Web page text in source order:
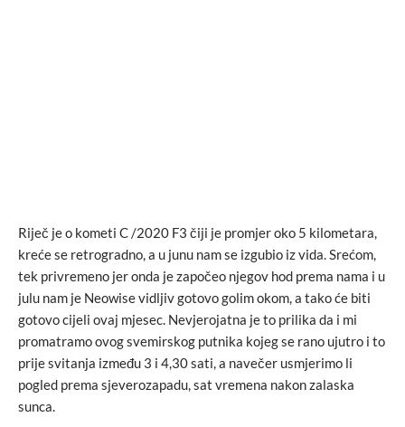
Riječ je o kometi C /2020 F3 čiji je promjer oko 5 kilometara,
kreće se retrogradno, a u junu nam se izgubio iz vida. Srećom,
tek privremeno jer onda je započeo njegov hod prema nama i u
julu nam je Neowise vidljiv gotovo golim okom, a tako će biti
gotovo cijeli ovaj mjesec. Nevjerojatna je to prilika da i mi
promatramo ovog svemirskog putnika kojeg se rano ujutro i to
prije svitanja između 3 i 4,30 sati, a navečer usmjerimo li
pogled prema sjeverozapadu, sat vremena nakon zalaska
sunca.